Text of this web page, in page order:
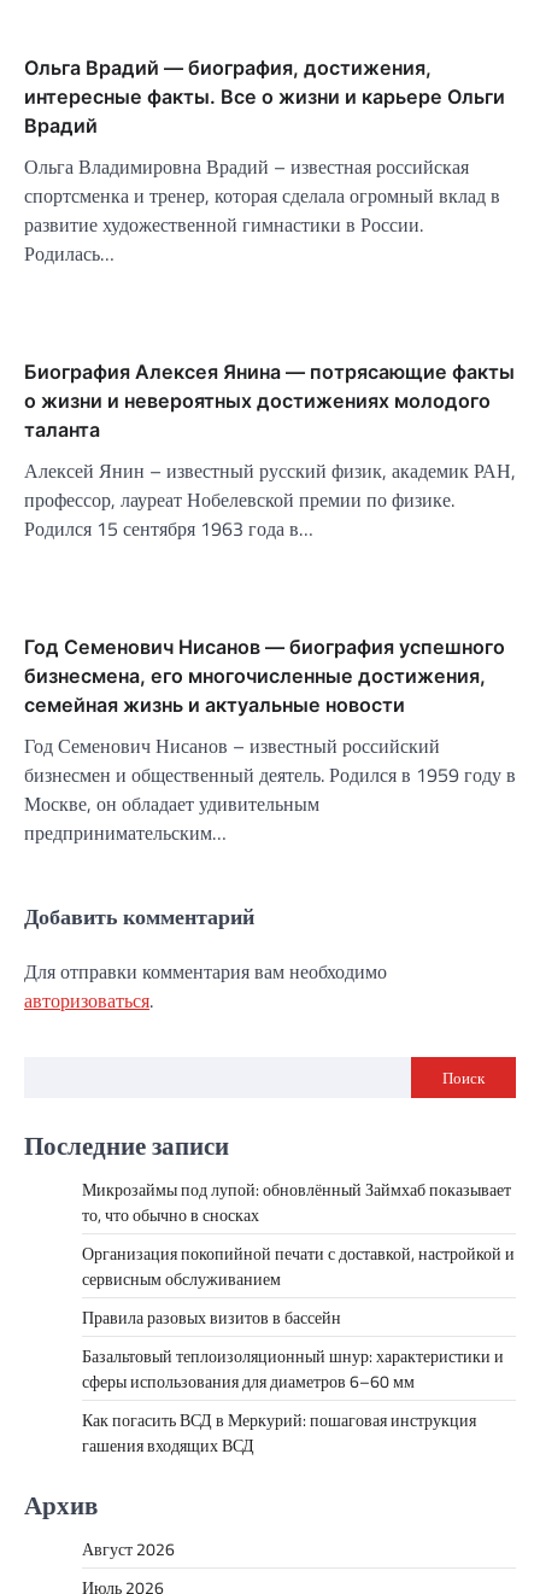
Ольга Врадий — биография, достижения,
интересные факты. Все о жизни и карьере Ольги
Врадий
Ольга Владимировна Врадий – известная российская
спортсменка и тренер, которая сделала огромный вклад в
развитие художественной гимнастики в России.
Родилась…
Биография Алексея Янина — потрясающие факты
о жизни и невероятных достижениях молодого
таланта
Алексей Янин – известный русский физик, академик РАН,
профессор, лауреат Нобелевской премии по физике.
Родился 15 сентября 1963 года в…
Год Семенович Нисанов — биография успешного
бизнесмена, его многочисленные достижения,
семейная жизнь и актуальные новости
Год Семенович Нисанов – известный российский
бизнесмен и общественный деятель. Родился в 1959 году в
Москве, он обладает удивительным
предпринимательским…
Добавить комментарий
Для отправки комментария вам необходимо
авторизоваться.
Поиск
Последние записи
Микрозаймы под лупой: обновлённый Займхаб показывает
то, что обычно в сносках
Организация покопийной печати с доставкой, настройкой и
сервисным обслуживанием
Правила разовых визитов в бассейн
Базальтовый теплоизоляционный шнур: характеристики и
сферы использования для диаметров 6–60 мм
Как погасить ВСД в Меркурий: пошаговая инструкция
гашения входящих ВСД
Архив
Август 2026
Июль 2026